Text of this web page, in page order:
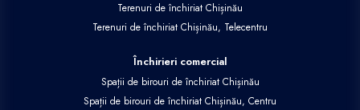
Terenuri de închiriat Chișinău
Terenuri de închiriat Chișinău, Telecentru
Închirieri comercial
Spații de birouri de închiriat Chișinău
Spații de birouri de închiriat Chișinău, Centru